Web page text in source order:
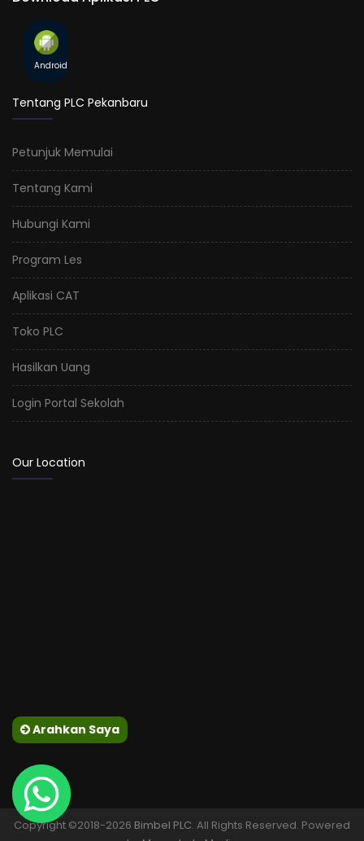
Android
Tentang PLC Pekanbaru
Petunjuk Memulai
Tentang Kami
Hubungi Kami
Program Les
Aplikasi CAT
Toko PLC
Hasilkan Uang
Login Portal Sekolah
Our Location
Arahkan Saya
Copyright ©2018-2026 Bimbel PLC. All Rights Reserved. Powered